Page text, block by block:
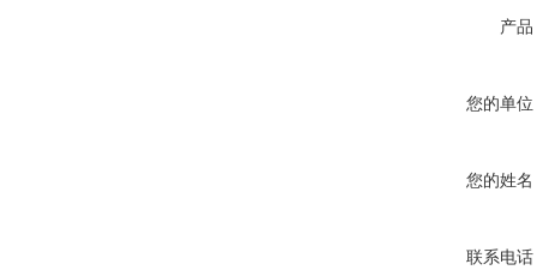
产品
您的单位
您的姓名
联系电话